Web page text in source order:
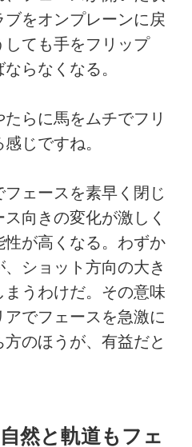
ヤードのドライビングレン
、反力打法をマスターしまし
をオンプレーンに戻
しても手をフリップ
らなくなる。
らに馬をムチでフリ
じですね。
ェースを素早く閉じ
向きの変化が激しく
が高くなる。わずか
ショット方向の大き
うわけだ。その意味
でフェースを急激に
のほうが、有益だと
然と軌道もフェ